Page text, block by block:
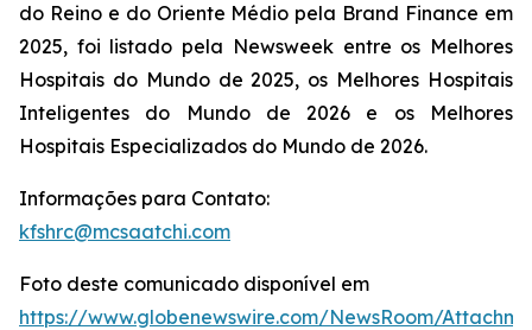
do Reino e do Oriente Médio pela Brand Finance em
2025, foi listado pela Newsweek entre os Melhores
Hospitais do Mundo de 2025, os Melhores Hospitais
Inteligentes do Mundo de 2026 e os Melhores
Hospitais Especializados do Mundo de 2026.
Informações para Contato:
kfshrc@mcsaatchi.com
Foto deste comunicado disponível em
https://www.globenewswire.com/NewsRoom/